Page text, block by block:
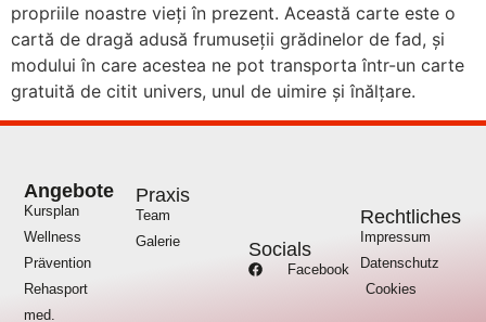
propriile noastre vieți în prezent. Această carte este o
cartă de dragă adusă frumuseții grădinelor de fad, și
modului în care acestea ne pot transporta într-un carte
gratuită de citit univers, unul de uimire și înălțare.
Angebote
Kursplan
Wellness
Prävention
Rehasport
med.
Praxis
Team
Galerie
Socials
Facebook
Rechtliches
Impressum
Datenschutz
Cookies